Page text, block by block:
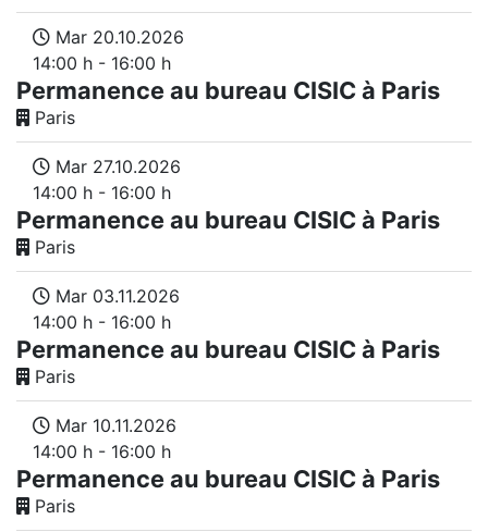
Mar 20.10.2026
14:00 h - 16:00 h
Permanence au bureau CISIC à Paris
Paris
Mar 27.10.2026
14:00 h - 16:00 h
Permanence au bureau CISIC à Paris
Paris
Mar 03.11.2026
14:00 h - 16:00 h
Permanence au bureau CISIC à Paris
Paris
Mar 10.11.2026
14:00 h - 16:00 h
Permanence au bureau CISIC à Paris
Paris